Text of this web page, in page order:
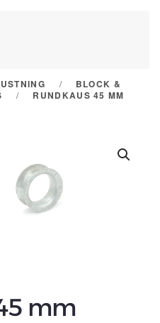
BLOCK &
RUNDKAUS 45 MM
mm